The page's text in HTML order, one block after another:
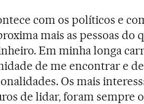
com os políticos e
mais as pessoas do
Em minha longa
de me encontrar e
Os mais
de lidar, foram sempre